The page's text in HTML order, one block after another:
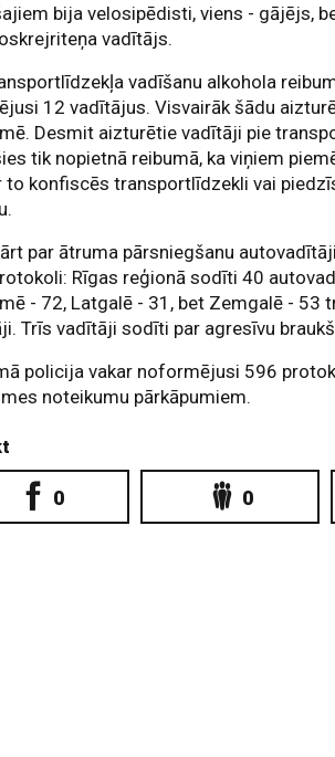
bija velosipēdisti, viens - gājējs,
vadītājs.
vadīšanu alkohola
12 vadītājus. Visvairāk šādu
Desmit aizturētie vadītāji pie
tik nopietnā reibumā, ka viņiem
to konfiscēs transportlīdzekli vai
par ātruma pārsniegšanu
Rīgas reģionā sodīti 40
- 72, Latgalē - 31, bet Zemgalē - 53
Trīs vadītāji sodīti par agresīvu
policija vakar noformējusi 596
noteikumu pārkāpumiem.
0 0